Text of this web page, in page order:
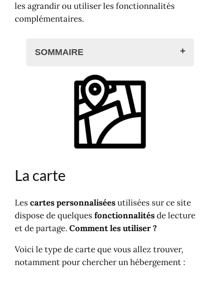
les agrandir ou utiliser les fonctionnalités
complémentaires.
SOMMAIRE
La carte
Mode d'emploi
Zoom, plein écran
Recherche
Filtres
Nombre
La carte
Lescartes personnaliséesutilisées sur ce site
dispose de quelquesfonctionnalitésde lecture
et de partage.Comment les utiliser ?
Voici le type de carte que vous allez trouver,
notamment pour chercher un hébergement :